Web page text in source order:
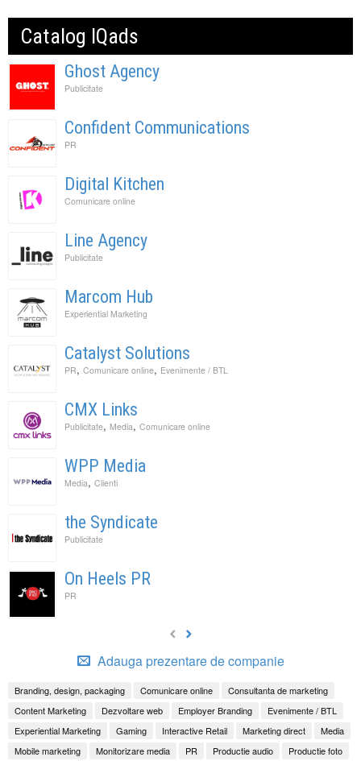
Catalog IQads
Ghost Agency
Publicitate
Confident Communications
PR
Digital Kitchen
Comunicare online
Line Agency
Publicitate
Marcom Hub
Experiential Marketing
Catalyst Solutions
PR, Comunicare online, Evenimente / BTL
CMX Links
Publicitate, Media, Comunicare online
WPP Media
Media, Clienti
the Syndicate
Publicitate
On Heels PR
PR
Adauga prezentare de companie
Branding, design, packaging Comunicare online
Consultanta de marketing
Content Marketing
Dezvoltare web Employer Branding
Evenimente / BTL
Experiential Marketing
Gaming Interactive Retail Marketing direct
Media
Mobile marketing
Monitorizare media PR Productie audio Productie foto